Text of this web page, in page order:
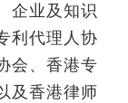
企业及知识
利代理人协
会、香港专
及香港律师